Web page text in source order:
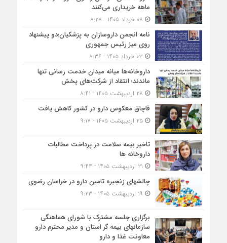
ماهه خریداری می‌کنند
نامه انجمن داروسازان به پزشکیان؛دو پیشنهاد
روی میز رئیس جمهوری
داروخانه‌ها میانه میدان خدمت رسانی تنها
ماندند؛ انتقاد از شرکت‌های پخش
قاچاق معکوس دارو در کشور کاهش یافت
۲۵ اردیبهشت ۱۴۰۵ - ۹:۱۷
تاخیر بیمه سلامت در پرداخت مطالبات
داروخانه ها
چالشهای زنجیره تامین دارو در خراسان رضوی
برگزاری جلسه مشترک با شورای هماهنگی
سازمانهای بیمه گر استان و مدیر محترم دارو
معاونت غذا و دارو